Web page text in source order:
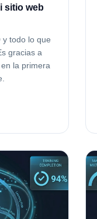
sitio web
y todo lo que
gracias a
la primera